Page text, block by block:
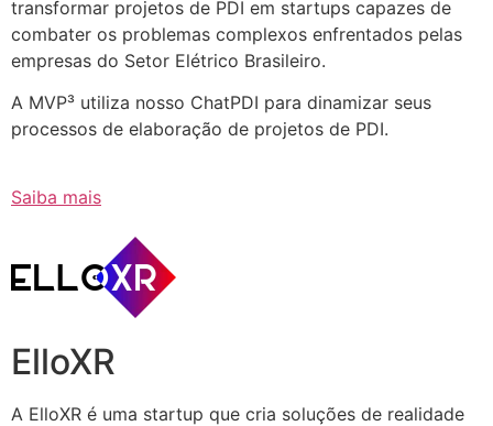
transformar projetos de PDI em startups capazes de
combater os problemas complexos enfrentados pelas
empresas do Setor Elétrico Brasileiro.
A MVP³ utiliza nosso ChatPDI para dinamizar seus
processos de elaboração de projetos de PDI.
Saiba mais
ElloXR
A ElloXR é uma startup que cria soluções de realidade